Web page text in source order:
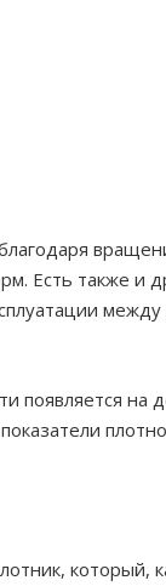
Есть также и
появляется